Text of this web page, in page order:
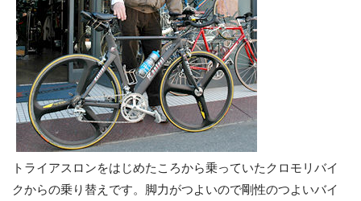
トライアスロンをはじめたころから乗っていたクロモリバイ
クからの乗り替えです。脚力がつよいので剛性のつよいバイ